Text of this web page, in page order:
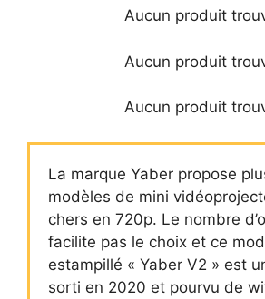
Aucun produit
Aucun produit
Aucun produit
La marque Yaber propose
modèles de mini
chers en 720p. Le nombre
facilite pas le choix et ce
estampillé « Yaber V2 » est
sorti en 2020 et pourvu de